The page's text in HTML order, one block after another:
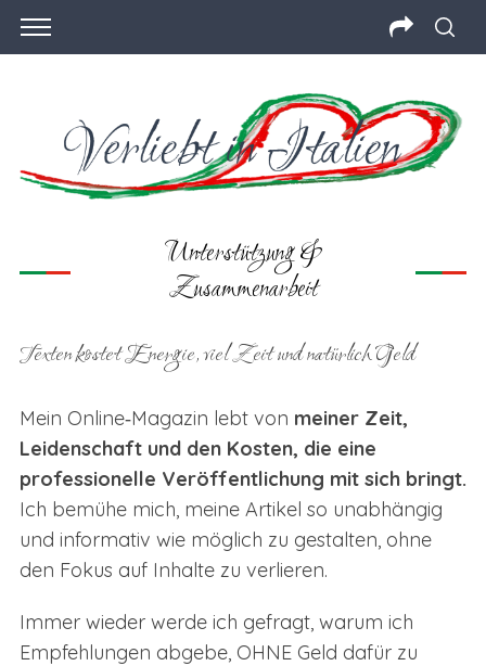
Unterstützung &
Zusammenarbeit
Texten kostet Energie, viel Zeit und natürlich Geld
Mein Online‑Magazin lebt von meiner Zeit,
Leidenschaft und den Kosten, die eine
professionelle Veröffentlichung mit sich bringt.
Ich bemühe mich, meine Artikel so unabhängig
und informativ wie möglich zu gestalten, ohne
den Fokus auf Inhalte zu verlieren.
Immer wieder werde ich gefragt, warum ich
Empfehlungen abgebe, OHNE Geld dafür zu